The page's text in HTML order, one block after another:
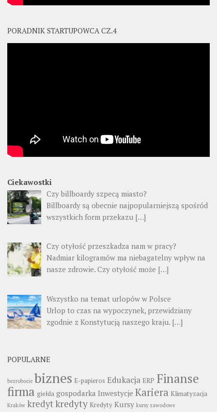
PORADNIK STARTUPOWCA CZ.4
Ciekawostki
Czy billboardy szpecą miasto?
Billboardy są obecnie najpopularniejszą spośród
wszystkich form przekazu […]
Czy otyłość przeszkadza nam w pracy?
Nadmiar kilogramów ma niebagatelny wpływ na
nasze zdrowie. Czy otyłość może […]
Wszystko na temat urlopów w Polsce
Urlop to czas na wypoczynek, przewidziany
zgodnie z Konstytucją naszego kraju. […]
POPULARNE
bezrobocie biznes E-papieros Edukacja ERP Finanse
firma giełda gospodarka Inwestycje Kariera Klimatyzacja
Kraków kredytkredyty Kredyty Kursy kursy zawodowe